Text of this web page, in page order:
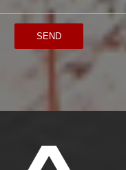
SEND